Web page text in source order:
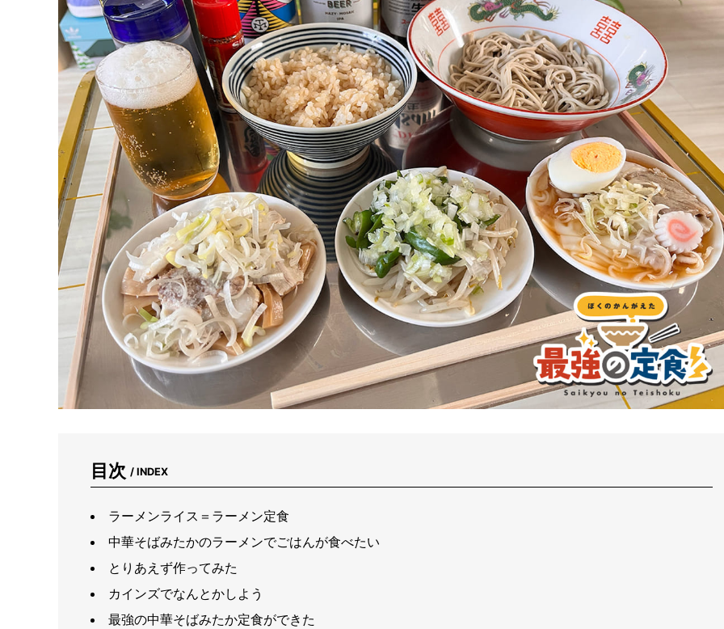
目次 / INDEX
ラーメンライス＝ラーメン定食
中華そばみたかのラーメンでごはんが食べたい
とりあえず作ってみた
カインズでなんとかしよう
最強の中華そばみたか定食ができた